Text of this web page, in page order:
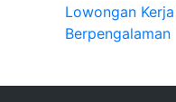
Lowongan
Berpengalaman